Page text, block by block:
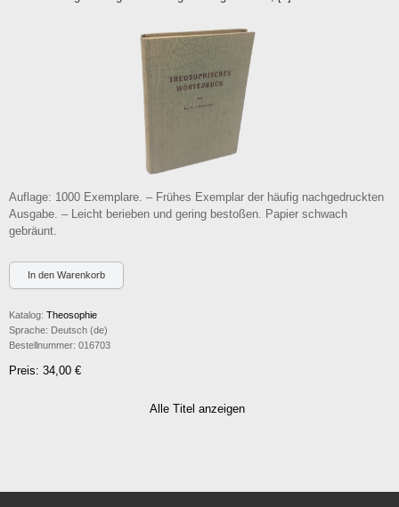
Auflage: 1000 Exemplare. – Frühes Exemplar der häufig nachgedruckten
Ausgabe. – Leicht berieben und gering bestoßen. Papier schwach
gebräunt.
Katalog: Theosophie
Sprache: Deutsch (de)
Bestellnummer: 016703
Preis: 34,00 €
Alle Titel anzeigen